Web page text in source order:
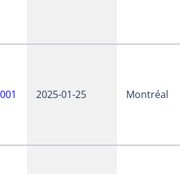
2025-01-25 Montréal